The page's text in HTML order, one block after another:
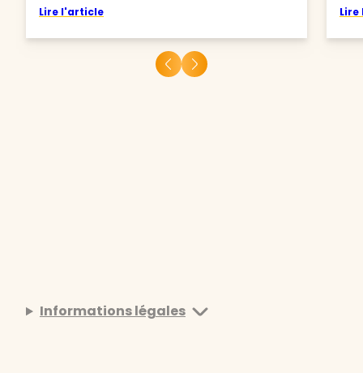
Lire l'article
Informations légales